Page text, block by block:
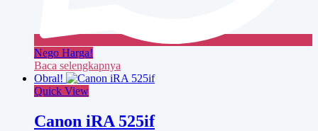
Nego Harga!
Baca selengkapnya
Obral!
Quick View
Canon iRA 525if